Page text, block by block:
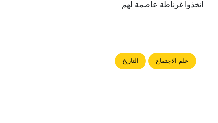
اتخذوا غرناطة عاصمة لهم
علم الاجتماع التاريخ